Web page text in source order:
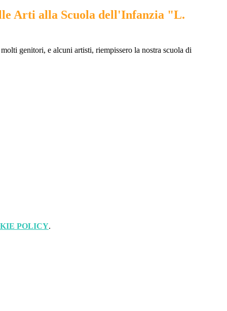
Arti alla Scuola dell'Infanzia "L.
genitori, e alcuni artisti, riempissero la nostra scuola di
POLICY.